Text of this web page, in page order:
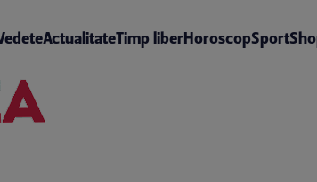
ActualitateTimp liberHoroscopSport